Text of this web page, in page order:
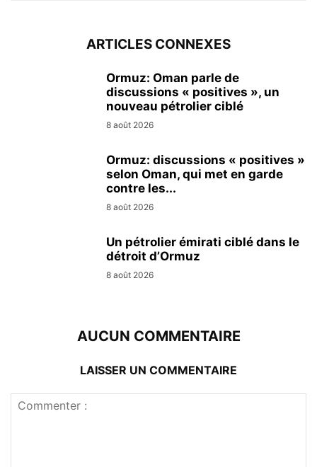
ARTICLES CONNEXES
Ormuz: Oman parle de
discussions « positives », un
nouveau pétrolier ciblé
8 août 2026
Ormuz: discussions « positives »
selon Oman, qui met en garde
contre les...
8 août 2026
Un pétrolier émirati ciblé dans le
détroit d’Ormuz
8 août 2026
AUCUN COMMENTAIRE
LAISSER UN COMMENTAIRE